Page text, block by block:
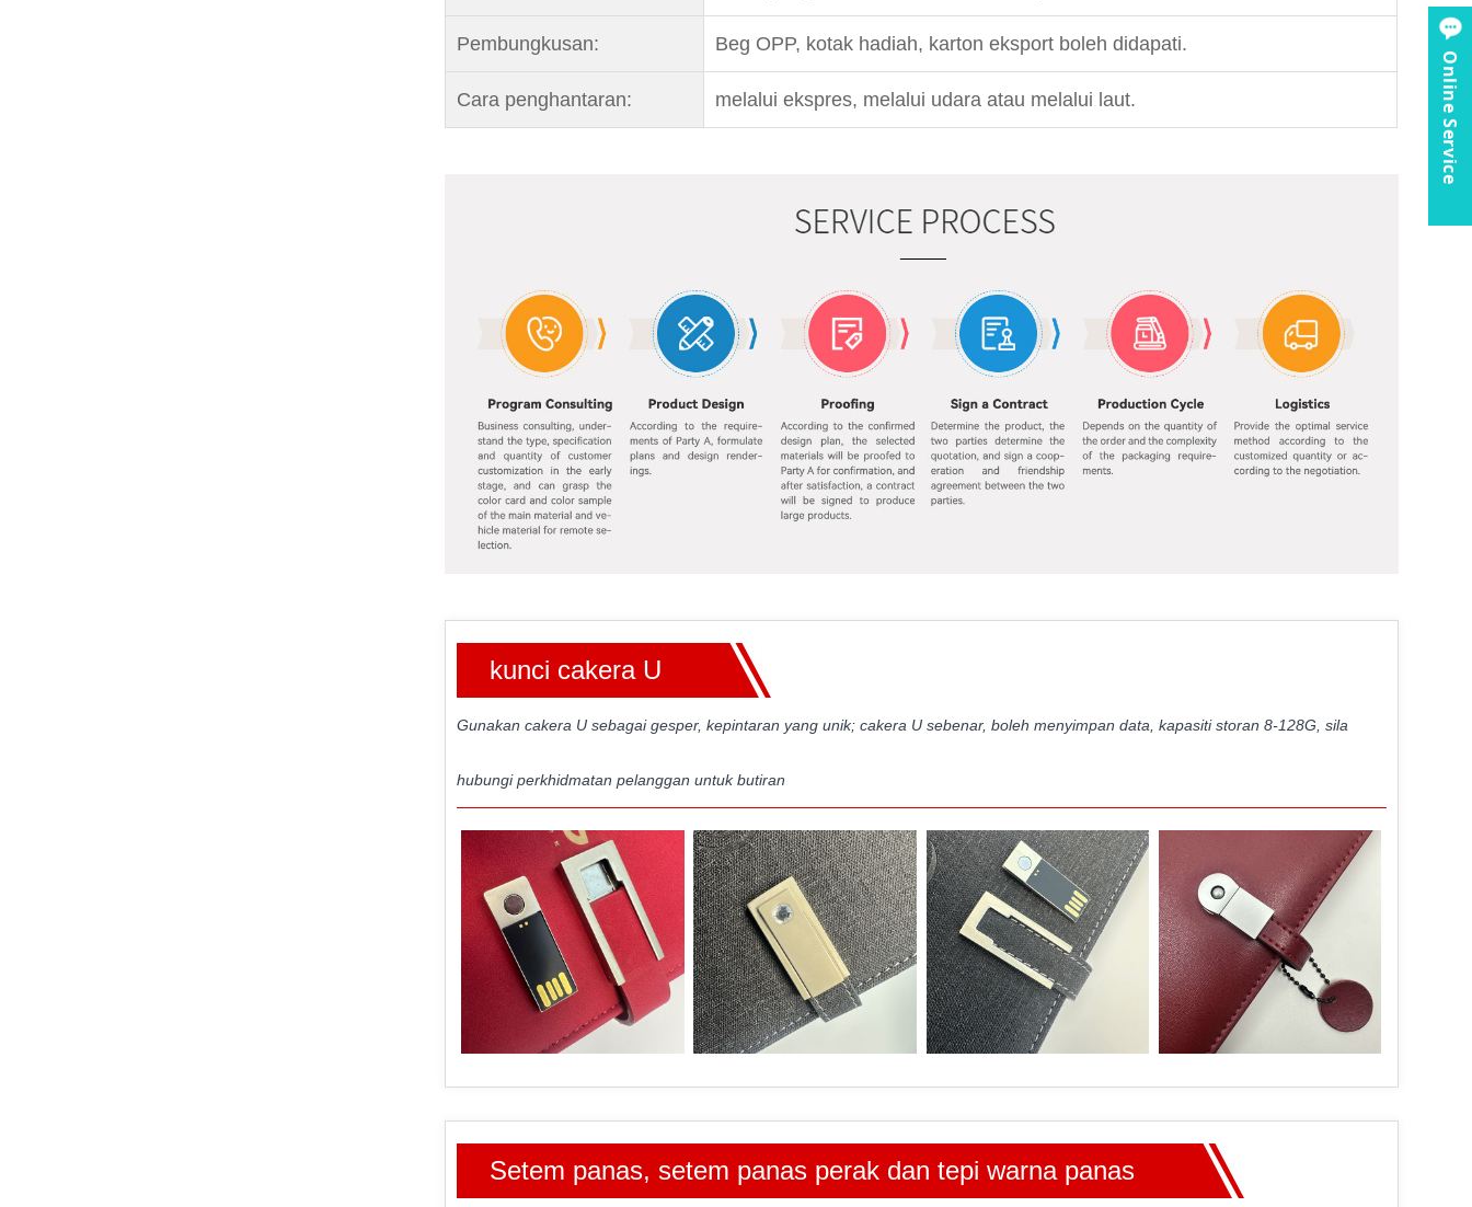
Pembungkusan: Beg OPP, kotak hadiah, karton eksport boleh didapati.
Cara penghantaran: melalui ekspres, melalui udara atau melalui laut.
kunci cakera U
Gunakan cakera U sebagai gesper, kepintaran yang unik; cakera U sebenar, boleh menyimpan data, kapasiti storan 8-128G, sila
hubungi perkhidmatan pelanggan untuk butiran
Setem panas, setem panas perak dan tepi warna panas
Online Service